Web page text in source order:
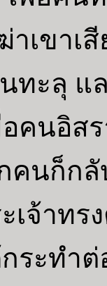
าเขาเ
ทะลุ แ
นอิสรา
คนก็ก
จ้าทร
ระทำ